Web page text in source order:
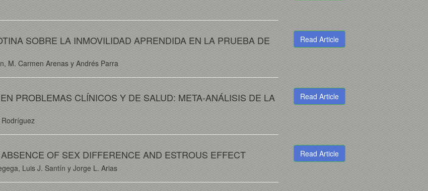
SOBRE LA INMOVILIDAD APRENDIDA EN LA PRUEBA DE
M. Carmen Arenas y Andrés Parra
Read Article
PROBLEMAS CLÍNICOS Y DE SALUD: META-ANÁLISIS DE LA Read Article
OF SEX DIFFERENCE AND ESTROUS EFFECT
Luis J. Santín y Jorge L. Arias
Read Article